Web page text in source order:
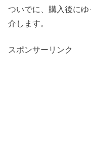
ついでに、購入後に
介します。
スポンサーリンク